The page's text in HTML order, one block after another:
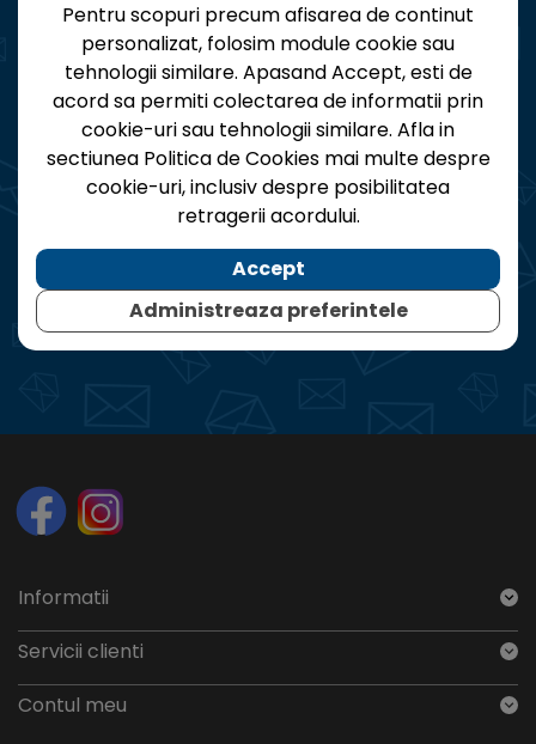
Aboneaza-te la Newsletter
Fii la curent cu toate noutatile MegaGen!
Oferte, evenimente și update-uri, direct in
inbox-ul tau.
ABONEAZĂ-TE
Informatii
Servicii clienti
Contul meu
Pentru scopuri precum afisarea de continut
personalizat, folosim module cookie sau
tehnologii similare. Apasand Accept, esti de
acord sa permiti colectarea de informatii prin
cookie-uri sau tehnologii similare. Afla in
sectiunea Politica de Cookies mai multe despre
cookie-uri, inclusiv despre posibilitatea
retragerii acordului.
Accept
Administreaza preferintele